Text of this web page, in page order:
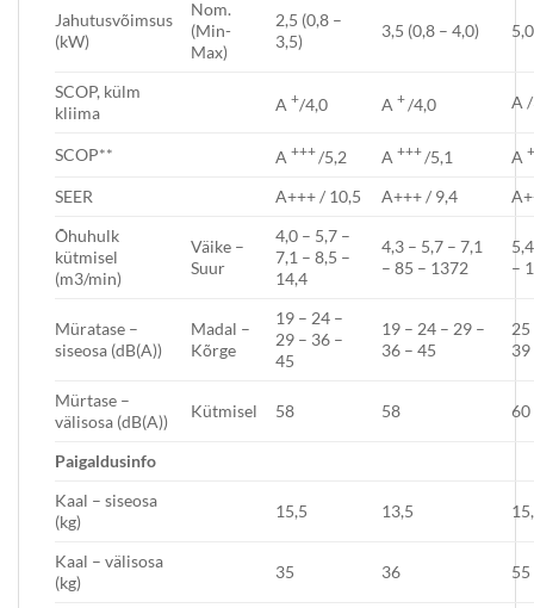
Jahutusvõimsus
(kW)
Nom.
(Min-
Max)
2,5 (0,8 –
3,5)
3,5 (0,8 – 4,0)
SCOP, külm
kliima
A+/4,0 A+/4,0 A
SCOP** A+++/5,2 A+++/5,1 A
SEER A+++ / 10,5 A+++ / 9,4
Õhuhulk
kütmisel
(m3/min)
Väike –
Suur
4,0 – 5,7 –
7,1 – 8,5 –
14,4
4,3 – 5,7 – 7,1
– 85 – 1372
–
Müratase –
siseosa (dB(A))
Madal –
Kõrge
19 – 24 –
29 – 36 –
45
19 – 24 – 29 –
36 – 45
25
39
Mürtase –
välisosa (dB(A))
Kütmisel 58 58 60
Paigaldusinfo
Kaal – siseosa
(kg)
15,5 13,5
Kaal – välisosa
(kg)
35 36 55